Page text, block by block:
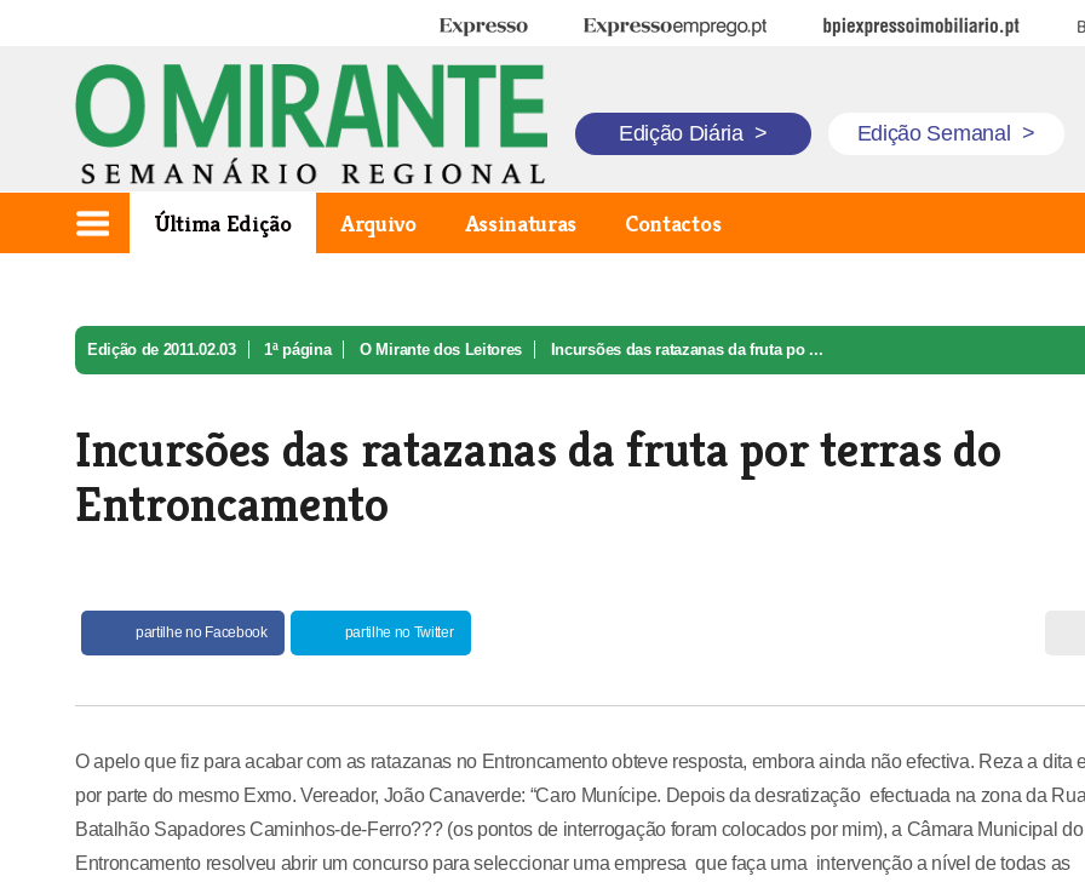
Expresso Expresso Emprego BPI Expresso Imobiliário
Edição Diária > Edição Semanal >
Última Edição Arquivo Assinaturas Contactos
Edição de 2011.02.03 1ª página O Mirante dos Leitores Incursões das ratazanas da fruta po ...
Incursões das ratazanas da fruta por terras do
Entroncamento
partilhe no Facebook partilhe no Twitter
O apelo que fiz para acabar com as ratazanas no Entroncamento obteve resposta, embora ainda não efectiva. Reza a dita
por parte do mesmo Exmo. Vereador, João Canaverde: “Caro Munícipe. Depois da desratização efectuada na zona da Rua
Batalhão Sapadores Caminhos-de-Ferro??? (os pontos de interrogação foram colocados por mim), a Câmara Municipal do
Entroncamento resolveu abrir um concurso para seleccionar uma empresa que faça uma intervenção a nível de todas as